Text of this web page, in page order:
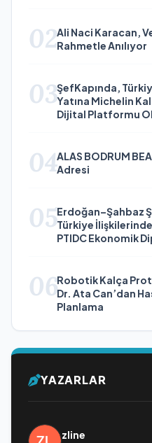
02Ali Naci Karacan,
Rahmetle Anılıyor
03ŞefKapında,
Yatına Michelin
Dijital Platformu
04ALAS BODRUM
Adresi
05Erdoğan–Şahbaz
Türkiye
PTIDC Ekonomik
06Robotik Kalça
Dr. Ata Can’dan
Planlama
YAZARLAR
zline